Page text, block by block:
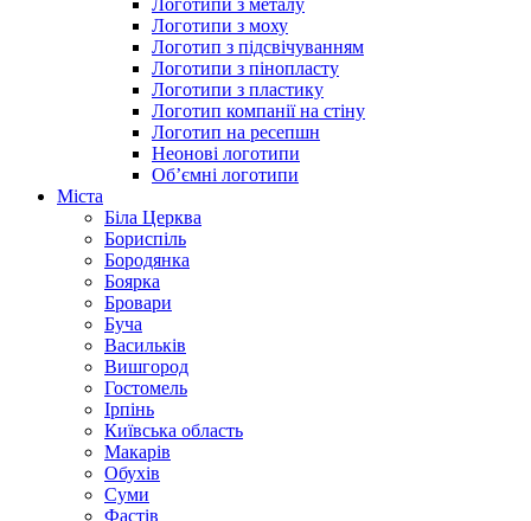
Логотипи з металу
Логотипи з моху
Логотип з підсвічуванням
Логотипи з пінопласту
Логотипи з пластику
Логотип компанії на стіну
Логотип на ресепшн
Неонові логотипи
Об’ємні логотипи
Міста
Біла Церква
Бориспіль
Бородянка
Боярка
Бровари
Буча
Васильків
Вишгород
Гостомель
Ірпінь
Київська область
Макарів
Обухів
Суми
Фастів